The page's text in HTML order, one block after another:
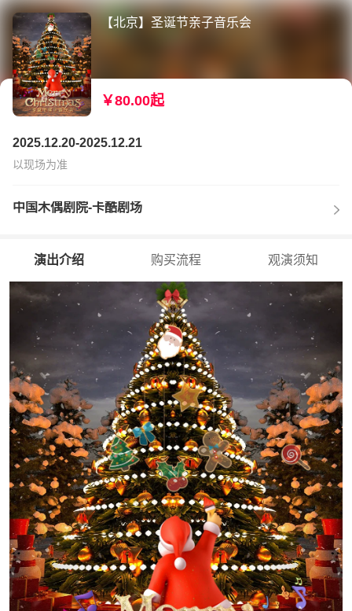
【北京】圣诞节亲子音乐会
￥80.00起
2025.12.20-2025.12.21
以现场为准
中国木偶剧院-卡酷剧场
演出介绍 购买流程 观演须知